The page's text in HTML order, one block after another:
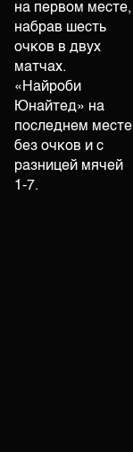
на первом месте,
набрав шесть
очков в двух
матчах.
«Найроби
Юнайтед» на
последнем месте
без очков и с
разницей мячей
1-7.